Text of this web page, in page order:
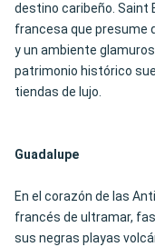
destino caribeño. Saint
francesa que presume
y un ambiente
patrimonio histórico
tiendas de lujo.
Guadalupe
En el corazón de las
francés de ultramar,
sus negras playas